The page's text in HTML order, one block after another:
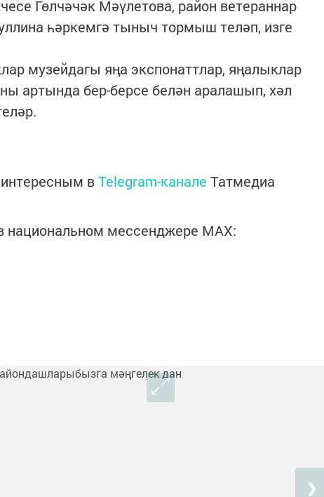
Гөлчәчәк Мәүлетова, район ветераннар
һәркемгә тыныч тормыш теләп, изге
музейдагы яңа экспонаттлар, яңалыклар
артында бер-берсе белән аралашып, хәл
вTelegram-канале Татмедиа
национальном мессенджере MАХ:
❯